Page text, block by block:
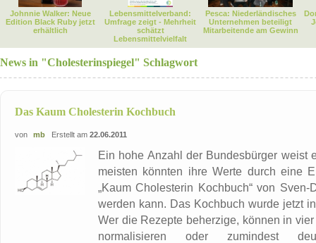
Johnnie Walker: Neue
Edition Black Ruby jetzt
erhältlich
Lebensmittelverband:
Umfrage zeigt - Mehrheit
schätzt
Lebensmittelvielfalt
Pesca: Niederländisches
Unternehmen beteiligt
Mitarbeitende am Gewinn
News in "Cholesterinspiegel" Schlagwort
Das Kaum Cholesterin Kochbuch
von mb Erstellt am 22.06.2011
Ein hohe Anzahl der Bundesbürger weist
meisten könnten ihre Werte durch eine
„Kaum Cholesterin Kochbuch“ von
werden kann. Das Kochbuch wurde jetzt
Wer die Rezepte beherzige, können in
normalisieren oder zumindest